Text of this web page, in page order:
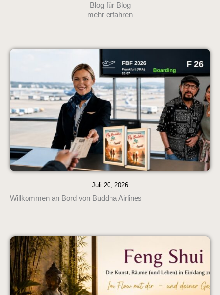
Blog für Blog
mehr erfahren
Juli 20, 2026
Willkommen an Bord von Buddha Airlines